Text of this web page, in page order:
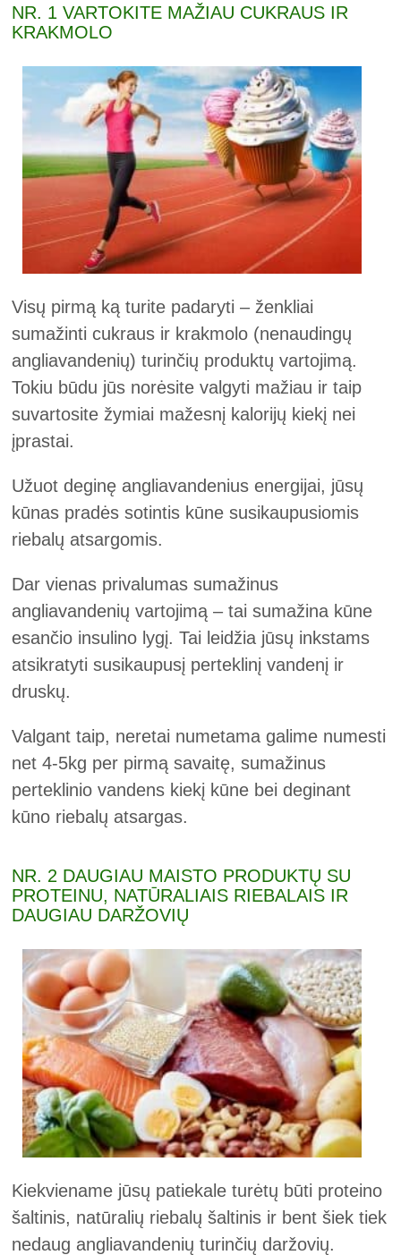
NR. 1 VARTOKITE MAŽIAU CUKRAUS IR
KRAKMOLO
Visų pirmą ką turite padaryti – ženkliai
sumažinti cukraus ir krakmolo (nenaudingų
angliavandenių) turinčių produktų vartojimą.
Tokiu būdu jūs norėsite valgyti mažiau ir taip
suvartosite žymiai mažesnį kalorijų kiekį nei
įprastai.
Užuot deginę angliavandenius energijai, jūsų
kūnas pradės sotintis kūne susikaupusiomis
riebalų atsargomis.
Dar vienas privalumas sumažinus
angliavandenių vartojimą – tai sumažina kūne
esančio insulino lygį. Tai leidžia jūsų inkstams
atsikratyti susikaupusį perteklinį vandenį ir
druskų.
Valgant taip, neretai numetama galime numesti
net 4-5kg per pirmą savaitę, sumažinus
perteklinio vandens kiekį kūne bei deginant
kūno riebalų atsargas.
NR. 2 DAUGIAU MAISTO PRODUKTŲ SU
PROTEINU, NATŪRALIAIS RIEBALAIS IR
DAUGIAU DARŽOVIŲ
Kiekviename jūsų patiekale turėtų būti proteino
šaltinis, natūralių riebalų šaltinis ir bent šiek tiek
nedaug angliavandenių turinčių daržovių.